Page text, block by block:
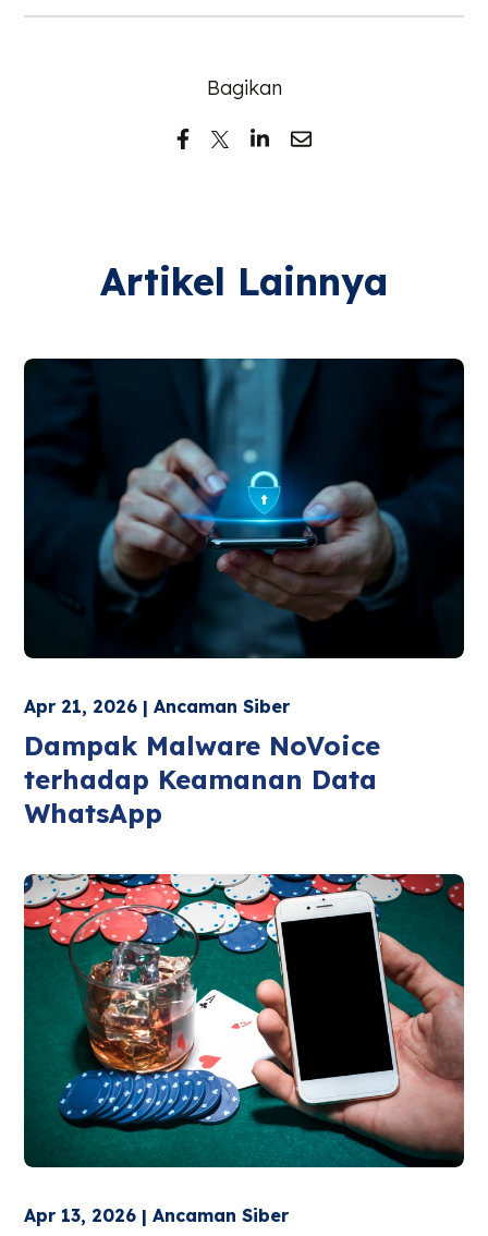
Bagikan
Artikel Lainnya
Apr 21, 2026 | Ancaman Siber
Dampak Malware NoVoice
terhadap Keamanan Data
WhatsApp
Apr 13, 2026 | Ancaman Siber